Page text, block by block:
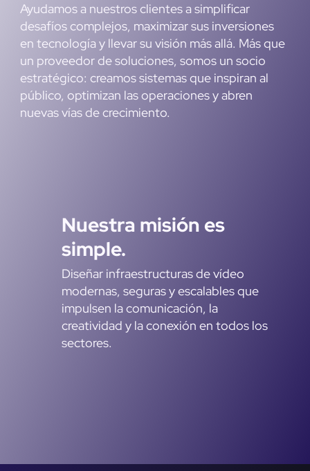
Ayudamos a nuestros clientes a simplificar
desafíos complejos, maximizar sus inversiones
en tecnología y llevar su visión más allá. Más que
un proveedor de soluciones, somos un socio
estratégico: creamos sistemas que inspiran al
público, optimizan las operaciones y abren
nuevas vías de crecimiento.
Nuestra misión es
simple.
Diseñar infraestructuras de vídeo
modernas, seguras y escalables que
impulsen la comunicación, la
creatividad y la conexión en todos los
sectores.